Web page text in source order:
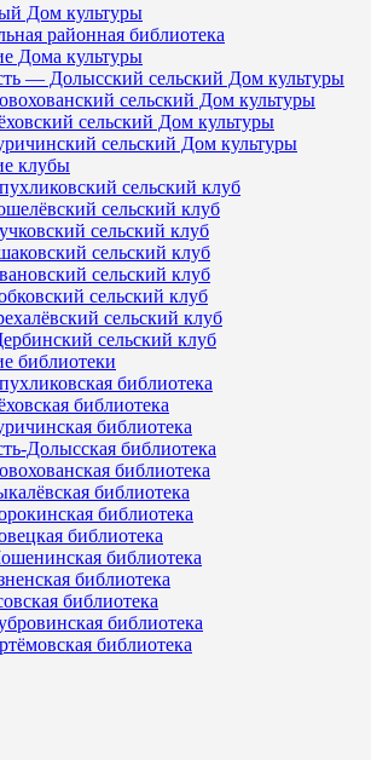
Дом культуры
районная библиотека
Дома культуры
— Долысский сельский Дом культуры
сельский Дом культуры
сельский Дом культуры
сельский Дом культуры
клубы
сельский клуб
сельский клуб
сельский клуб
сельский клуб
сельский клуб
сельский клуб
сельский клуб
сельский клуб
библиотеки
библиотека
библиотека
библиотека
Долысская библиотека
библиотека
библиотека
библиотека
библиотека
библиотека
библиотека
библиотека
библиотека
библиотека